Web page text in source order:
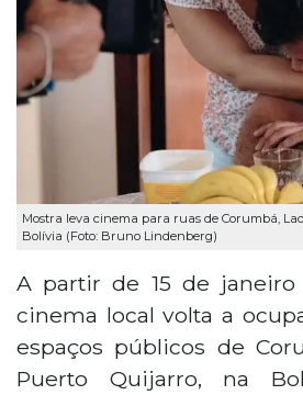
Mostra leva cinema para ruas de Corumbá,
Bolívia (Foto: Bruno Lindenberg)
A partir de 15 de
cinema local volta a
espaços públicos de
Puerto Quijarro, na